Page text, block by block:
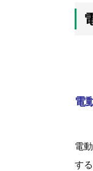
電
電
す